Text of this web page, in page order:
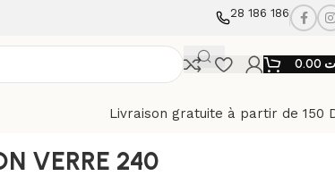
28 186 186
Livraison gratuite à partir de 150
VERRE 240